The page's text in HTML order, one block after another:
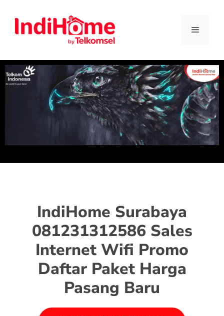
IndiHome Surabaya
081231312586 Sales
Internet Wifi Promo
Daftar Paket Harga
Pasang Baru